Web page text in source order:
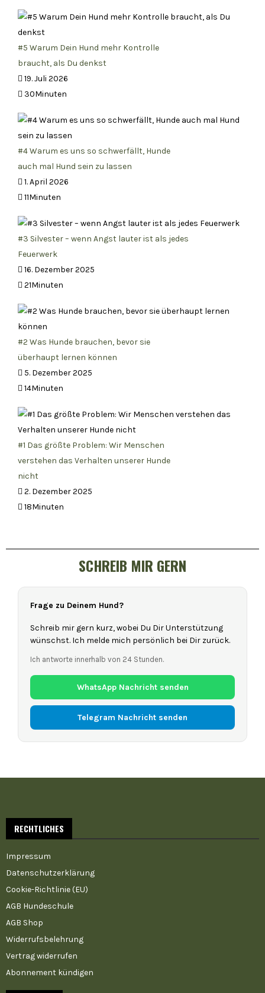
#5 Warum Dein Hund mehr Kontrolle
braucht, als Du denkst
19. Juli 2026
30Minuten
#4 Warum es uns so schwerfällt, Hunde
auch mal Hund sein zu lassen
1. April 2026
11Minuten
#3 Silvester – wenn Angst lauter ist als jedes
Feuerwerk
16. Dezember 2025
21Minuten
#2 Was Hunde brauchen, bevor sie
überhaupt lernen können
5. Dezember 2025
14Minuten
#1 Das größte Problem: Wir Menschen
verstehen das Verhalten unserer Hunde
nicht
2. Dezember 2025
18Minuten
SCHREIB MIR GERN
Frage zu Deinem Hund?
Schreib mir gern kurz, wobei Du Dir Unterstützung
wünschst. Ich melde mich persönlich bei Dir zurück.
Ich antworte innerhalb von 24 Stunden.
WhatsApp Nachricht senden
Telegram Nachricht senden
RECHTLICHES
Impressum
Datenschutzerklärung
Cookie-Richtlinie (EU)
AGB Hundeschule
AGB Shop
Widerrufsbelehrung
Vertrag widerrufen
Abonnement kündigen